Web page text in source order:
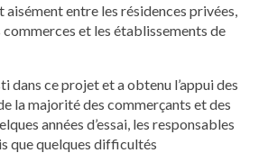
entre les résidences privées,
commerces et les établissements de
dans ce projet et a obtenu l’appui des
la majorité des commerçants et des
années d’essai, les responsables
que quelques difficultés